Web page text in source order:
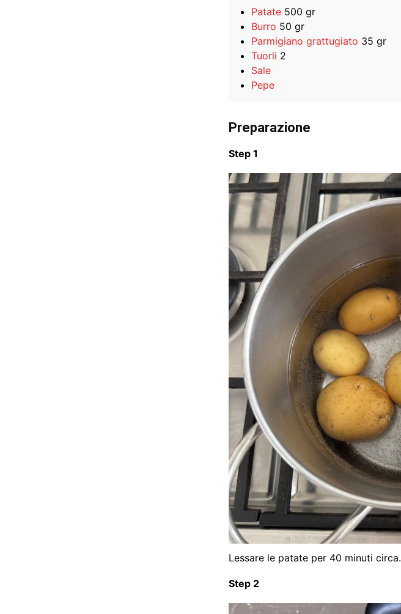
Patate 500 gr
Burro 50 gr
Parmigiano grattugiato 35 gr
Tuorli 2
Sale
Pepe
Preparazione
Step 1
Lessare le patate per 40 minuti circa.
Step 2